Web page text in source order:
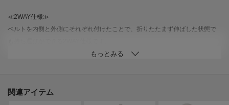
≪2WAY仕様≫
ベルトを内側と外側にそれぞれ付けたことで、折りたたまず伸ばした状態で
※美しいシルエットを表現するための仕様上、傘を広げる時・折りたたむ時
≪簡単収納≫
関連アイテム